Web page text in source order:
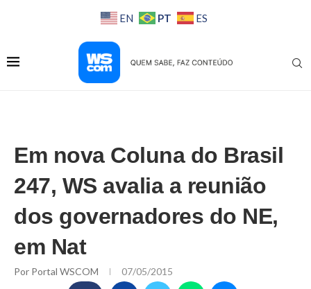
EN PT ES
Em nova Coluna do Brasil
247, WS avalia a reunião
dos governadores do NE,
em Nat
Por Portal WSCOM 07/05/2015